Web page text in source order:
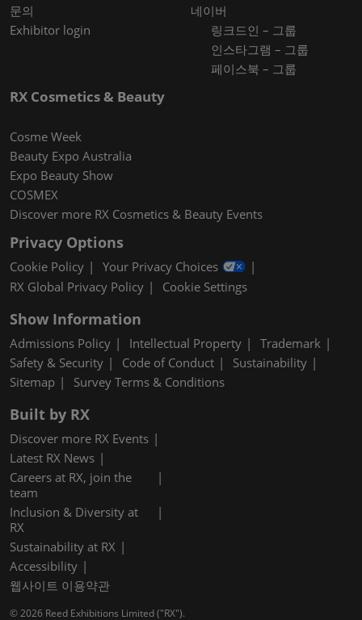
문의
Exhibitor login
네이버
링크드인 – 그룹
인스타그램 – 그룹
페이스북 – 그룹
RX Cosmetics & Beauty
Cosme Week
Beauty Expo Australia
Expo Beauty Show
COSMEX
Discover more RX Cosmetics & Beauty Events
Privacy Options
Cookie Policy
Your Privacy Choices
RX Global Privacy Policy
Cookie Settings
Show Information
Admissions Policy Intellectual Property
Trademark
Safety & Security
Code of Conduct
Sustainability
Sitemap
Survey Terms & Conditions
Built by RX
Discover more RX Events
Latest RX News
Careers at RX, join the
team
Inclusion & Diversity at
RX
Sustainability at RX
Accessibility
웹사이트 이용약관
© 2026 Reed Exhibitions Limited ("RX").